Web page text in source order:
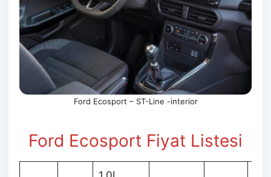
Ford Ecosport – ST-Line -interior
Ford Ecosport Fiyat Listesi